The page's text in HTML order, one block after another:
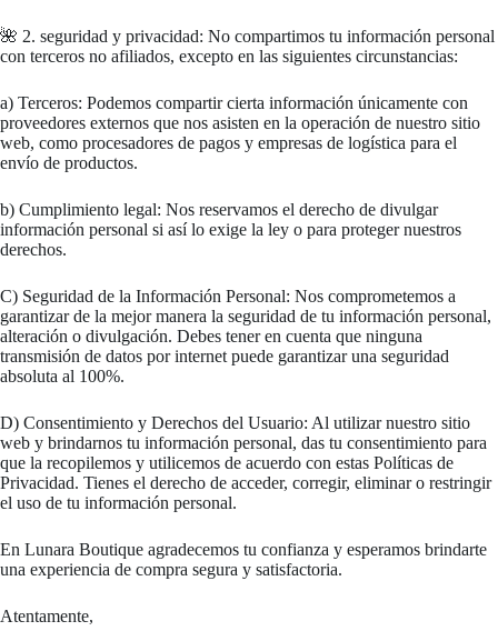
🌺 2. seguridad y privacidad: No compartimos tu información personal
con terceros no afiliados, excepto en las siguientes circunstancias:
a) Terceros: Podemos compartir cierta información únicamente con
proveedores externos que nos asisten en la operación de nuestro sitio
web, como procesadores de pagos y empresas de logística para el
envío de productos.
b) Cumplimiento legal: Nos reservamos el derecho de divulgar
información personal si así lo exige la ley o para proteger nuestros
derechos.
C) Seguridad de la Información Personal: Nos comprometemos a
garantizar de la mejor manera la seguridad de tu información personal,
alteración o divulgación. Debes tener en cuenta que ninguna
transmisión de datos por internet puede garantizar una seguridad
absoluta al 100%.
D) Consentimiento y Derechos del Usuario: Al utilizar nuestro sitio
web y brindarnos tu información personal, das tu consentimiento para
que la recopilemos y utilicemos de acuerdo con estas Políticas de
Privacidad. Tienes el derecho de acceder, corregir, eliminar o restringir
el uso de tu información personal.
En Lunara Boutique agradecemos tu confianza y esperamos brindarte
una experiencia de compra segura y satisfactoria.
Atentamente,